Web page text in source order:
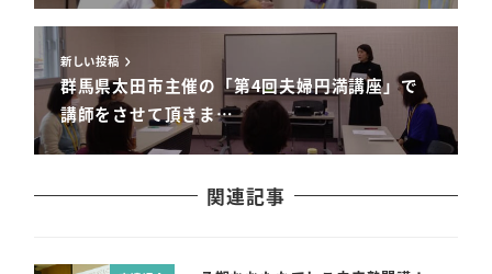
新しい投稿
群馬県太田市主催の「第4回夫婦円満講座」で
講師をさせて頂きま…
関連記事